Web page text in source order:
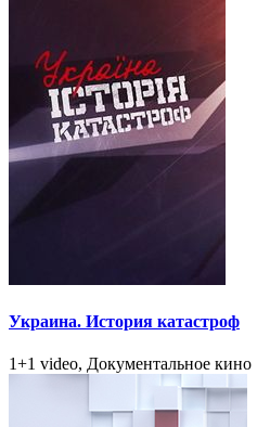
Украина. История катастроф
1+1 video, Документальное кино